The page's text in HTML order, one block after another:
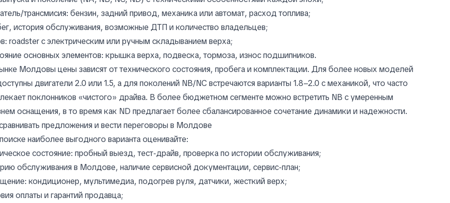
трансмисия: бензин, задний привод, механика или автомат, расход топлива;
история обслуживания, возможные ДТП и количество владельцев;
roadster с электрическим или ручным складыванием верха;
основных элементов: крышка верха, подвеска, тормоза, износ подшипников.
Молдовы цены зависят от технического состояния, пробега и комплектации. Для более новых моделей
двигатели 2.0 или 1.5, а для поколений NB/NC встречаются варианты 1.8–2.0 с механикой, что часто
поклонников «чистого» драйва. В более бюджетном сегменте можно встретить NB с умеренным
оснащения, в то время как ND предлагает более сбалансированное сочетание динамики и надежности.
предложения и вести переговоры в Молдове
наиболее выгодного варианта оценивайте:
состояние: пробный выезд, тест-драйв, проверка по истории обслуживания;
обслуживания в Молдове, наличие сервисной документации, сервис-план;
кондиционер, мультимедиа, подогрев руля, датчики, жесткий верх;
оплаты и гарантий продавца;